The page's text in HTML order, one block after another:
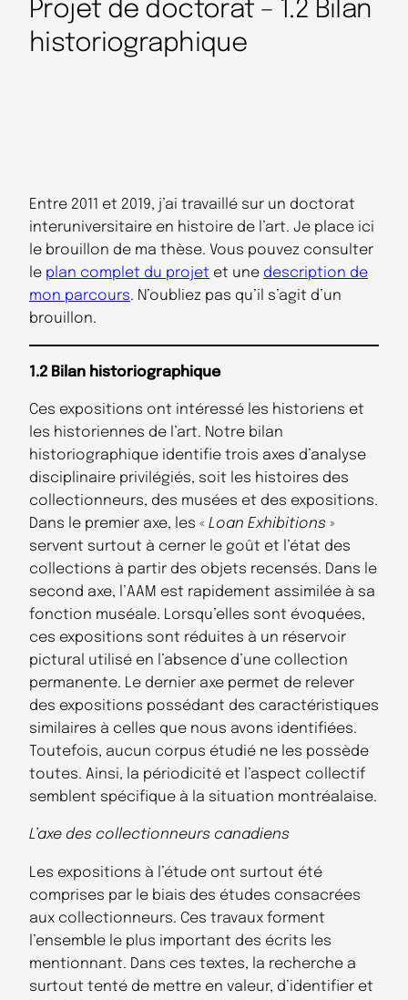
Projet de doctorat – 1.2 Bilan
historiographique
Entre 2011 et 2019, j’ai travaillé sur un doctorat
interuniversitaire en histoire de l’art. Je place ici
le brouillon de ma thèse. Vous pouvez consulter
le plan complet du projet et une description de
mon parcours. N’oubliez pas qu’il s’agit d’un
brouillon.
1.2 Bilan historiographique
Ces expositions ont intéressé les historiens et
les historiennes de l’art. Notre bilan
historiographique identifie trois axes d’analyse
disciplinaire privilégiés, soit les histoires des
collectionneurs, des musées et des expositions.
Dans le premier axe, les « Loan Exhibitions »
servent surtout à cerner le goût et l’état des
collections à partir des objets recensés. Dans le
second axe, l’AAM est rapidement assimilée à sa
fonction muséale. Lorsqu’elles sont évoquées,
ces expositions sont réduites à un réservoir
pictural utilisé en l’absence d’une collection
permanente. Le dernier axe permet de relever
des expositions possédant des caractéristiques
similaires à celles que nous avons identifiées.
Toutefois, aucun corpus étudié ne les possède
toutes. Ainsi, la périodicité et l’aspect collectif
semblent spécifique à la situation montréalaise.
L’axe des collectionneurs canadiens
Les expositions à l’étude ont surtout été
comprises par le biais des études consacrées
aux collectionneurs. Ces travaux forment
l’ensemble le plus important des écrits les
mentionnant. Dans ces textes, la recherche a
surtout tenté de mettre en valeur, d’identifier et